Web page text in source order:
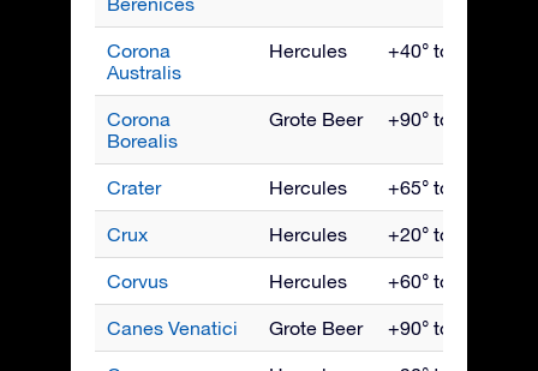
Corona
Australis
Hercules +40° tot -90°
Corona
Borealis
Grote Beer +90° tot -50°
Crater Hercules +65° tot -90°
Crux Hercules +20° tot -90°
Corvus Hercules +60° tot -90°
Canes Venatici Grote Beer +90° tot -40°